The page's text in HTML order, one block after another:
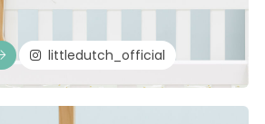
littledutch_official